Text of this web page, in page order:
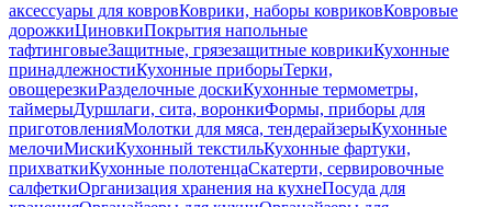
аксессуары для ковровКоврики, наборы ковриковКовровые
дорожкиЦиновкиПокрытия напольные
тафтинговыеЗащитные, грязезащитные коврикиКухонные
принадлежностиКухонные приборыТерки,
овощерезкиРазделочные доскиКухонные термометры,
таймерыДуршлаги, сита, воронкиФормы, приборы для
приготовленияМолотки для мяса, тендерайзерыКухонные
мелочиМискиКухонный текстильКухонные фартуки,
прихваткиКухонные полотенцаСкатерти, сервировочные
салфеткиОрганизация хранения на кухнеПосуда для